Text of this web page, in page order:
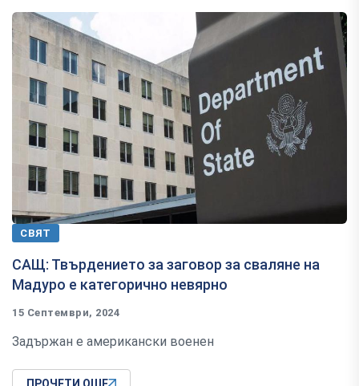
СВЯТ
САЩ: Твърдението за заговор за сваляне на
Мадуро е категорично невярно
15 Септември, 2024
Задържан е американски военен
ПРОЧЕТИ ОЩЕ